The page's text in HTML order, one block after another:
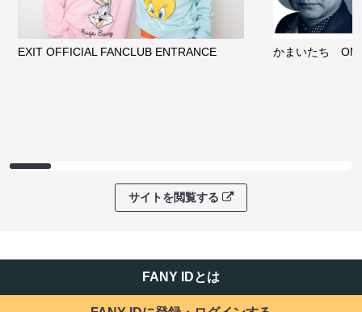
EXIT OFFICIAL FANCLUB ENTRANCE かまいたち
サイトを閲覧する
FANY IDとは